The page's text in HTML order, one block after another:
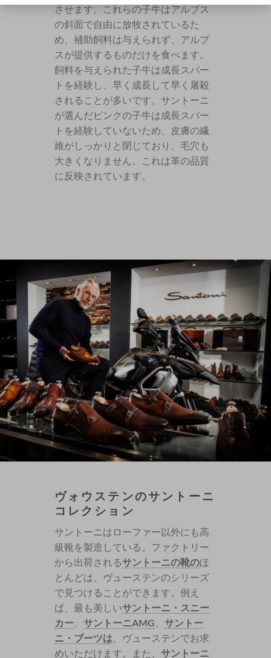
させます。これらの子牛はアルプス
の斜面で自由に放牧されているた
め、補助飼料は与えられず、アルプ
スが提供するものだけを食べます。
飼料を与えられた子牛は成長スパー
トを経験し、早く成長して早く屠殺
されることが多いです。サントーニ
が選んだピンクの子牛は成長スパー
トを経験していないため、皮膚の繊
維がしっかりと閉じており、毛穴も
大きくなりません。これは革の品質
に反映されています。
ヴォウステンのサントーニ
コレクション
サントーニはローファー以外にも高
級靴を製造している。ファクトリー
から出荷されるサントーニの靴のほ
とんどは、ヴューステンのシリーズ
で見つけることができます。例え
ば、最も美しいサントーニ・スニー
カー
サントーニAMG
サントー
ニ・ブーツは 、ヴューステンでお求
めいただけます。また、 サントーニ